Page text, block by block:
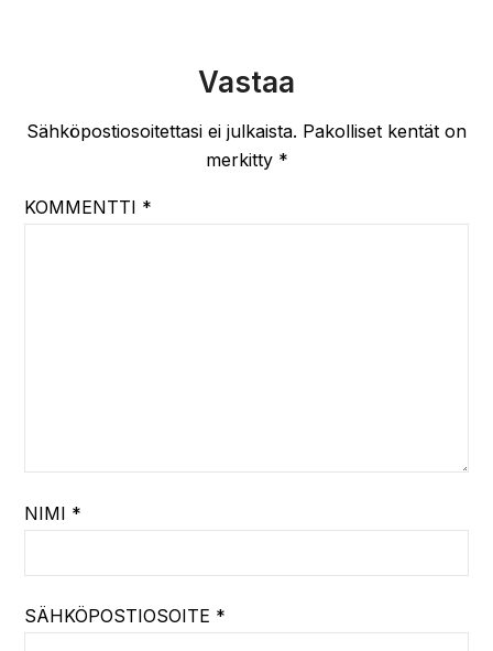
Vastaa
Sähköpostiosoitettasi ei julkaista. Pakolliset kentät on
merkitty *
KOMMENTTI *
NIMI *
SÄHKÖPOSTIOSOITE *